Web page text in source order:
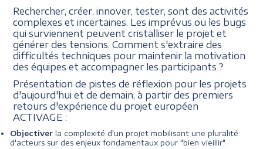
Rechercher, créer, innover, tester, sont des activités
complexes et incertaines. Les imprévus ou les bugs
qui surviennent peuvent cristalliser le projet et
générer des tensions. Comment s'extraire des
difficultés techniques pour maintenir la motivation
des équipes et accompagner les participants ?
Présentation de pistes de réflexion pour les projets
d'aujourd'hui et de demain, à partir des premiers
retours d'expérience du projet européen
ACTIVAGE :
Objectiver la complexité d'un projet mobilisant une pluralité
d'acteurs sur des enjeux fondamentaux pour "bien vieillir".